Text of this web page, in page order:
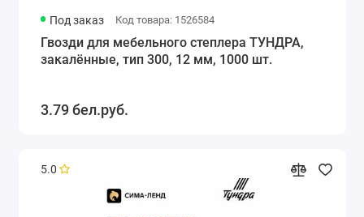
Под заказ Код товара: 1526584
Гвозди для мебельного степлера ТУНДРА,
закалённые, тип 300, 12 мм, 1000 шт.
3.79 бел.руб.
5.0